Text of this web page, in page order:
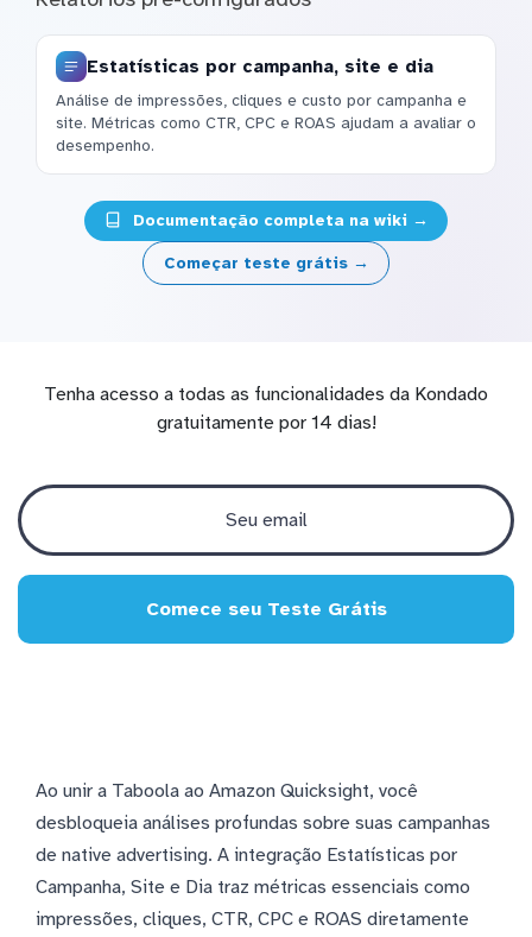
Estatísticas por campanha, site e dia
Análise de impressões, cliques e custo por campanha e
site. Métricas como CTR, CPC e ROAS ajudam a avaliar o
desempenho.
Documentação completa na wiki →
Começar teste grátis →
Tenha acesso a todas as funcionalidades da Kondado
gratuitamente por 14 dias!
Comece seu Teste Grátis
Ao unir a Taboola ao Amazon Quicksight, você
desbloqueia análises profundas sobre suas campanhas
de native advertising. A integração Estatísticas por
Campanha, Site e Dia traz métricas essenciais como
impressões, cliques, CTR, CPC e ROAS diretamente